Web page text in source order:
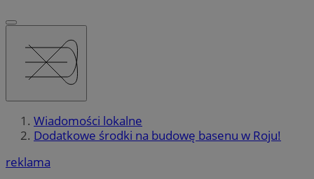
Wiadomości lokalne
Dodatkowe środki na budowę basenu w Roju!
reklama